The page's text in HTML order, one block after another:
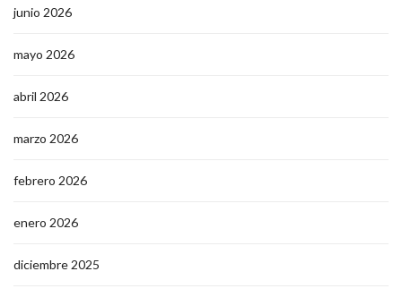
junio 2026
mayo 2026
abril 2026
marzo 2026
febrero 2026
enero 2026
diciembre 2025